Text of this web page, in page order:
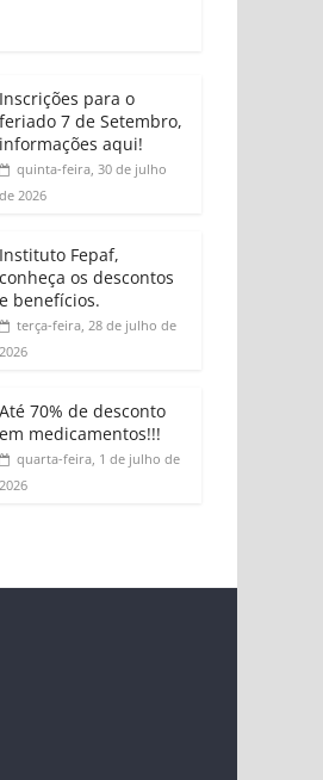
Inscrições para o
feriado 7 de Setembro,
informações aqui!
quinta-feira, 30 de julho
de 2026
Instituto Fepaf,
conheça os descontos
e benefícios.
terça-feira, 28 de julho de
2026
Até 70% de desconto
em medicamentos!!!
quarta-feira, 1 de julho de
2026